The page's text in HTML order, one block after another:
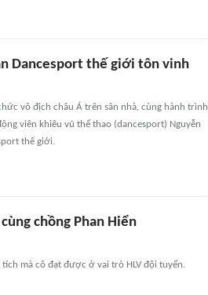
Dancesport thế giới tôn vinh
vô địch châu Á trên sân nhà, cùng hành trình
viên khiêu vũ thể thao (dancesport) Nguyễn
thế giới.
chồng Phan Hiển
mà cô đạt được ở vai trò HLV đội tuyển.